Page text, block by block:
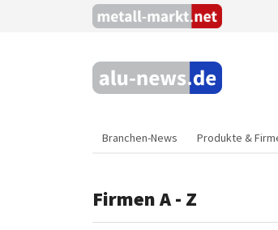
Branchen-News Produkte &
Firmen A - Z